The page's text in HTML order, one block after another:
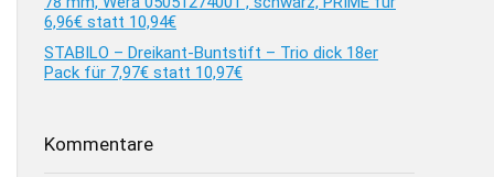
6,96€ statt 10,94€
STABILO – Dreikant-Buntstift – Trio dick 18er
Pack für 7,97€ statt 10,97€
Kommentare